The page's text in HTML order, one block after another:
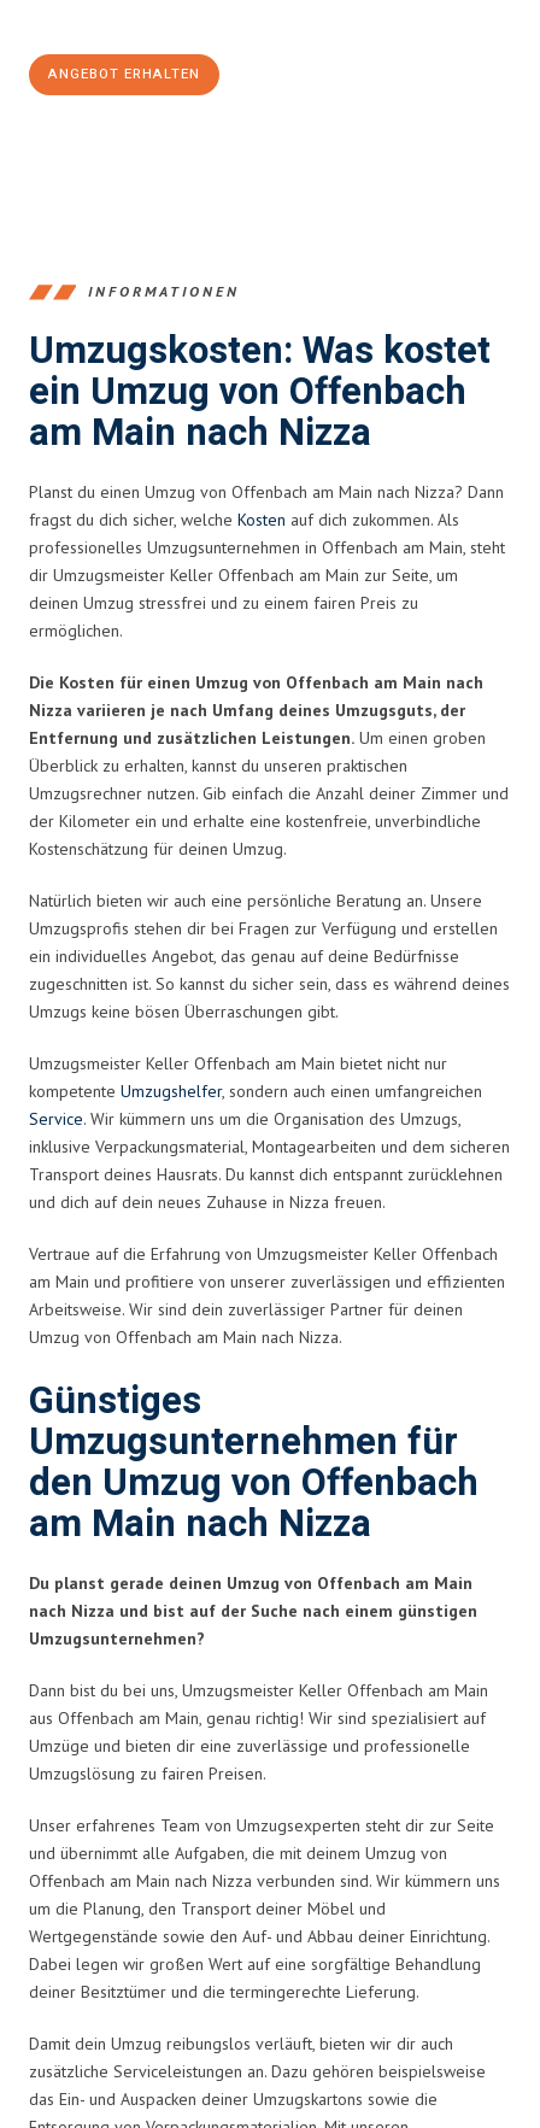
ANGEBOT ERHALTEN
INFORMATIONEN
Umzugskosten: Was kostet
ein Umzug von Offenbach
am Main nach Nizza
Planst du einen Umzug von Offenbach am Main nach Nizza? Dann
fragst du dich sicher, welche Kosten auf dich zukommen. Als
professionelles Umzugsunternehmen in Offenbach am Main, steht
dir Umzugsmeister Keller Offenbach am Main zur Seite, um
deinen Umzug stressfrei und zu einem fairen Preis zu
ermöglichen.
Die Kosten für einen Umzug von Offenbach am Main nach
Nizza variieren je nach Umfang deines Umzugsguts, der
Entfernung und zusätzlichen Leistungen. Um einen groben
Überblick zu erhalten, kannst du unseren praktischen
Umzugsrechner nutzen. Gib einfach die Anzahl deiner Zimmer und
der Kilometer ein und erhalte eine kostenfreie, unverbindliche
Kostenschätzung für deinen Umzug.
Natürlich bieten wir auch eine persönliche Beratung an. Unsere
Umzugsprofis stehen dir bei Fragen zur Verfügung und erstellen
ein individuelles Angebot, das genau auf deine Bedürfnisse
zugeschnitten ist. So kannst du sicher sein, dass es während deines
Umzugs keine bösen Überraschungen gibt.
Umzugsmeister Keller Offenbach am Main bietet nicht nur
kompetente Umzugshelfer, sondern auch einen umfangreichen
Service. Wir kümmern uns um die Organisation des Umzugs,
inklusive Verpackungsmaterial, Montagearbeiten und dem sicheren
Transport deines Hausrats. Du kannst dich entspannt zurücklehnen
und dich auf dein neues Zuhause in Nizza freuen.
Vertraue auf die Erfahrung von Umzugsmeister Keller Offenbach
am Main und profitiere von unserer zuverlässigen und effizienten
Arbeitsweise. Wir sind dein zuverlässiger Partner für deinen
Umzug von Offenbach am Main nach Nizza.
Günstiges
Umzugsunternehmen für
den Umzug von Offenbach
am Main nach Nizza
Du planst gerade deinen Umzug von Offenbach am Main
nach Nizza und bist auf der Suche nach einem günstigen
Umzugsunternehmen?
Dann bist du bei uns, Umzugsmeister Keller Offenbach am Main
aus Offenbach am Main, genau richtig! Wir sind spezialisiert auf
Umzüge und bieten dir eine zuverlässige und professionelle
Umzugslösung zu fairen Preisen.
Unser erfahrenes Team von Umzugsexperten steht dir zur Seite
und übernimmt alle Aufgaben, die mit deinem Umzug von
Offenbach am Main nach Nizza verbunden sind. Wir kümmern uns
um die Planung, den Transport deiner Möbel und
Wertgegenstände sowie den Auf- und Abbau deiner Einrichtung.
Dabei legen wir großen Wert auf eine sorgfältige Behandlung
deiner Besitztümer und die termingerechte Lieferung.
Damit dein Umzug reibungslos verläuft, bieten wir dir auch
zusätzliche Serviceleistungen an. Dazu gehören beispielsweise
das Ein- und Auspacken deiner Umzugskartons sowie die